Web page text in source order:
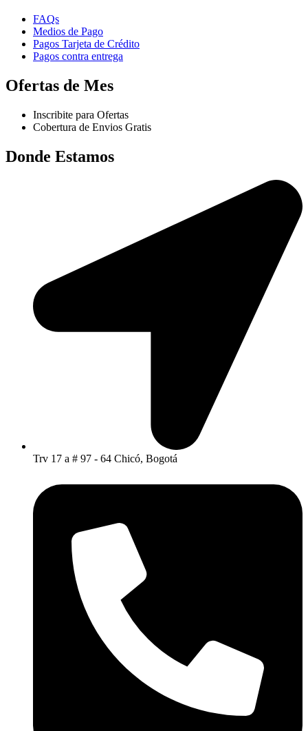
FAQs
Medios de Pago
Pagos Tarjeta de Crédito
Pagos contra entrega
Ofertas de Mes
Inscribite para Ofertas
Cobertura de Envios Gratis
Donde Estamos
Trv 17 a # 97 - 64 Chicó, Bogotá